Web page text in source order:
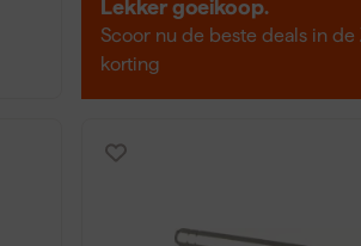
Lekker goeikoop.
Scoor nu de beste deals in de
korting